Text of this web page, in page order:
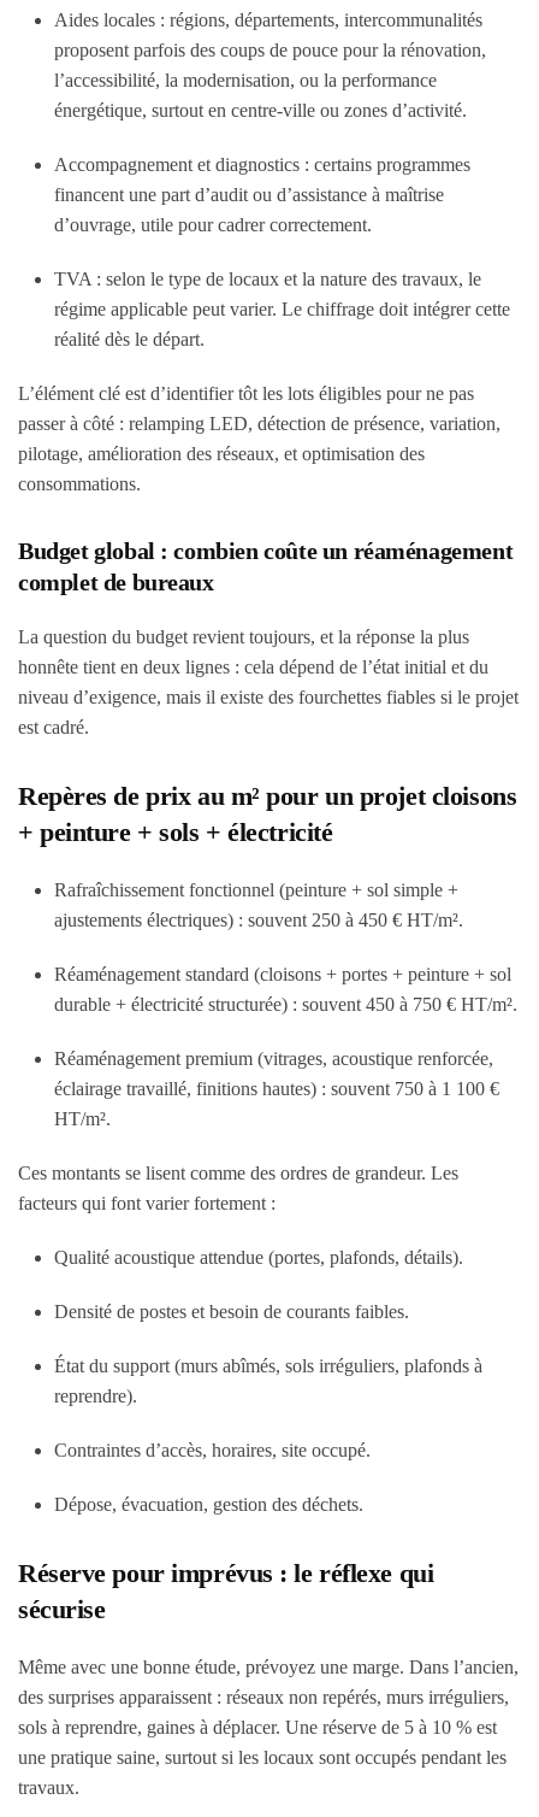
Aides locales : régions, départements, intercommunalités
proposent parfois des coups de pouce pour la rénovation,
l’accessibilité, la modernisation, ou la performance
énergétique, surtout en centre-ville ou zones d’activité.
Accompagnement et diagnostics : certains programmes
financent une part d’audit ou d’assistance à maîtrise
d’ouvrage, utile pour cadrer correctement.
TVA : selon le type de locaux et la nature des travaux, le
régime applicable peut varier. Le chiffrage doit intégrer cette
réalité dès le départ.
L’élément clé est d’identifier tôt les lots éligibles pour ne pas
passer à côté : relamping LED, détection de présence, variation,
pilotage, amélioration des réseaux, et optimisation des
consommations.
Budget global : combien coûte un réaménagement
complet de bureaux
La question du budget revient toujours, et la réponse la plus
honnête tient en deux lignes : cela dépend de l’état initial et du
niveau d’exigence, mais il existe des fourchettes fiables si le projet
est cadré.
Repères de prix au m² pour un projet cloisons
+ peinture + sols + électricité
Rafraîchissement fonctionnel (peinture + sol simple +
ajustements électriques) : souvent 250 à 450 € HT/m².
Réaménagement standard (cloisons + portes + peinture + sol
durable + électricité structurée) : souvent 450 à 750 € HT/m².
Réaménagement premium (vitrages, acoustique renforcée,
éclairage travaillé, finitions hautes) : souvent 750 à 1 100 €
HT/m².
Ces montants se lisent comme des ordres de grandeur. Les
facteurs qui font varier fortement :
Qualité acoustique attendue (portes, plafonds, détails).
Densité de postes et besoin de courants faibles.
État du support (murs abîmés, sols irréguliers, plafonds à
reprendre).
Contraintes d’accès, horaires, site occupé.
Dépose, évacuation, gestion des déchets.
Réserve pour imprévus : le réflexe qui
sécurise
Même avec une bonne étude, prévoyez une marge. Dans l’ancien,
des surprises apparaissent : réseaux non repérés, murs irréguliers,
sols à reprendre, gaines à déplacer. Une réserve de 5 à 10 % est
une pratique saine, surtout si les locaux sont occupés pendant les
travaux.